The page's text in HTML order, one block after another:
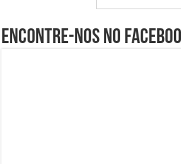
Encontre-nos no